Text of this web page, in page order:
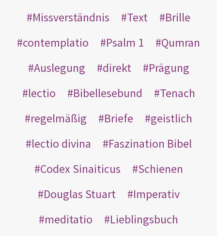
Missverständnis
Text
Brille
contemplatio
Psalm 1
Qumran
Auslegung
direkt
Prägung
lectio
Bibellesebund
Tenach
regelmäßig
Briefe
geistlich
lectio divina
Faszination Bibel
Codex Sinaiticus
Schienen
Douglas Stuart
Imperativ
meditatio
Lieblingsbuch